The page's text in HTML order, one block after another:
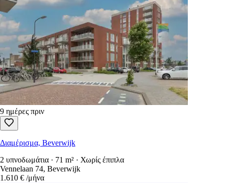
9 ημέρες πριν
Διαμέρισμα, Beverwijk
2 υπνοδωμάτια · 71 m² · Χωρίς έπιπλα
Vennelaan 74, Beverwijk
1.610 € /μήνα